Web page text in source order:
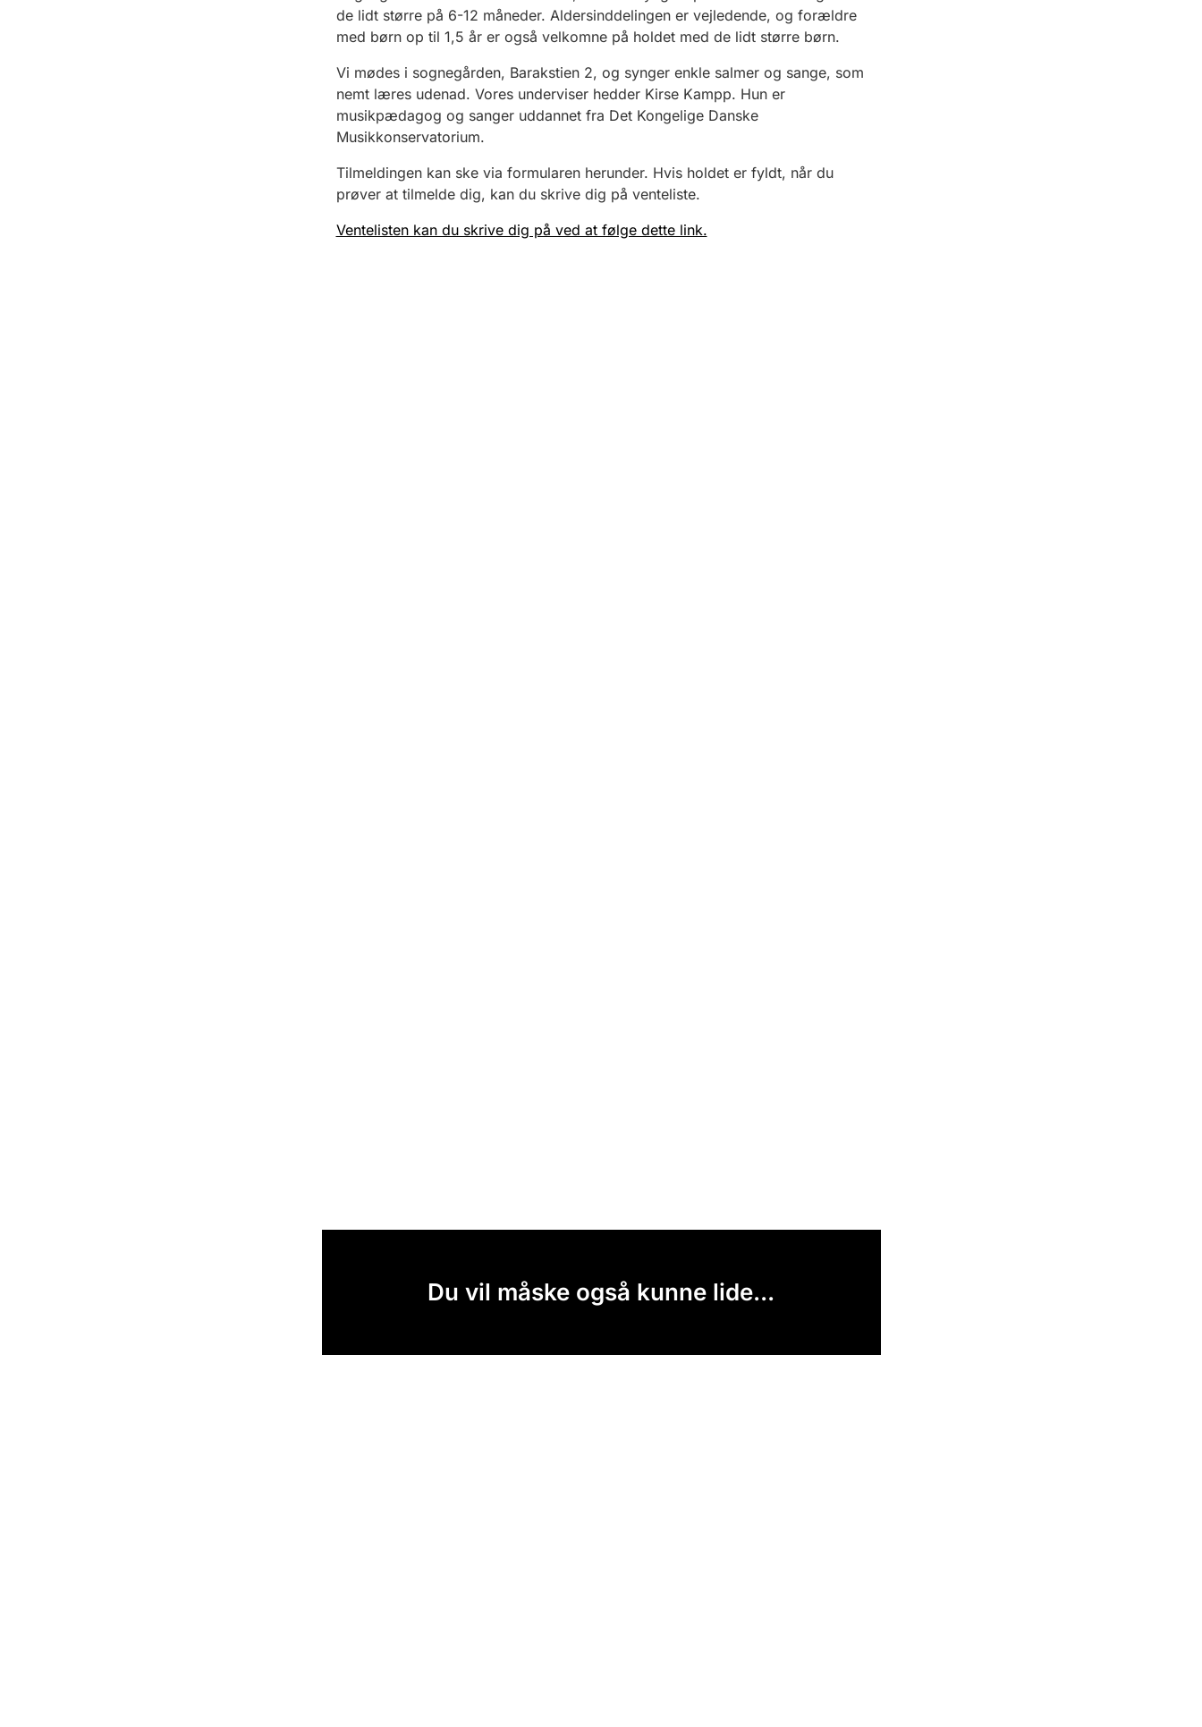
de lidt større på 6-12 måneder. Aldersinddelingen er vejledende, og forældre
med børn op til 1,5 år er også velkomne på holdet med de lidt større børn.
Vi mødes i sognegården, Barakstien 2, og synger enkle salmer og sange, som
nemt læres udenad. Vores underviser hedder Kirse Kampp. Hun er
musikpædagog og sanger uddannet fra Det Kongelige Danske
Musikkonservatorium.
Tilmeldingen kan ske via formularen herunder. Hvis holdet er fyldt, når du
prøver at tilmelde dig, kan du skrive dig på venteliste.
Ventelisten kan du skrive dig på ved at følge dette link.
Du vil måske også kunne lide...